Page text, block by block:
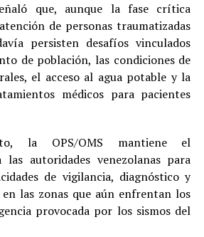
que, aunque la fase crítica
de personas traumatizadas
persisten desafíos vinculados
de población, las condiciones de
el acceso al agua potable y la
médicos para pacientes
la OPS/OMS mantiene el
las autoridades venezolanas para
de vigilancia, diagnóstico y
las zonas que aún enfrentan los
provocada por los sismos del